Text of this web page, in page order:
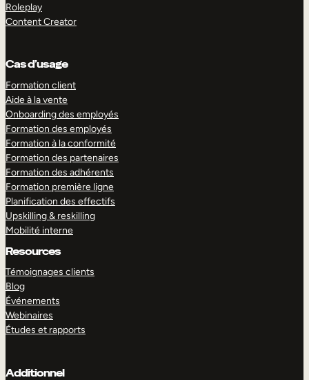
Roleplay
Content Creator
Cas d’usage
Formation client
Aide à la vente
Onboarding des employés
Formation des employés
Formation à la conformité
Formation des partenaires
Formation des adhérents
Formation première ligne
Planification des effectifs
Upskilling & reskilling
Mobilité interne
Resources
Témoignages clients
Blog
Événements
Webinaires
Études et rapports
Additionnel